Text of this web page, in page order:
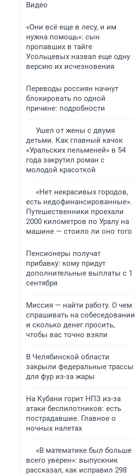
Видео
«Они всё еще в лесу, и им
нужна помощь»: сын
пропавших в тайге
Усольцевых назвал еще одну
версию их исчезновения
Переводы россиян начнут
блокировать по одной
причине: подробности
Ушел от жены с двумя
детьми. Как главный качок
«Уральских пельменей» в 54
года закрутил роман с
молодой красоткой
«Нет некрасивых городов,
есть недофинансированные».
Путешественники проехали
2000 километров по Уралу на
машине — стоило ли оно того
Пенсионеры получат
прибавку: кому придут
дополнительные выплаты с 1
сентября
Миссия — найти работу. О чем
спрашивать на собеседовании
и сколько денег просить,
чтобы вас точно взяли
В Челябинской области
закрыли федеральные трассы
для фур из-за жары
На Кубани горит НПЗ из-за
атаки беспилотников: есть
пострадавшие. Главное о
ночных налетах
«В математике был больше
всего уверен»: выпускник
рассказал, как исправил 298